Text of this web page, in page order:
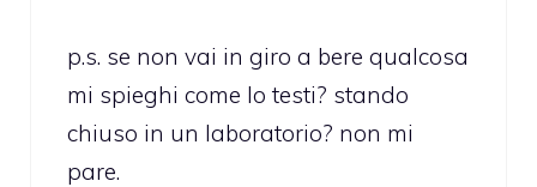
p.s. se non vai in giro a bere qualcosa
mi spieghi come lo testi? stando
chiuso in un laboratorio? non mi
pare.